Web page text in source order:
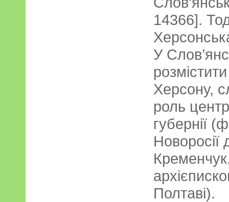
14366].
У
Херсону,
роль
губернії
Полтаві).